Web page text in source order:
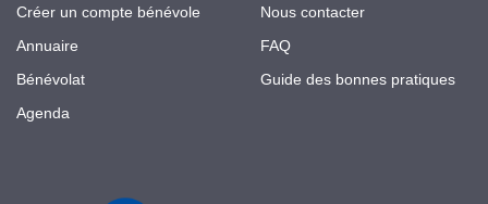
Créer un compte bénévole
Annuaire
Bénévolat
Agenda
Nous contacter
FAQ
Guide des bonnes pratiques